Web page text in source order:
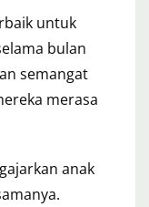
untuk
bulan
semangat
merasa
anak